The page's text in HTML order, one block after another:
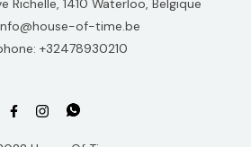
Richelle, 1410 Waterloo, Belgique
of-time.be
+32478930210